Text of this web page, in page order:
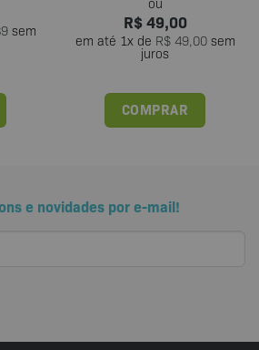
sem R$49,00
em até 1x de R$49,00sem
juros
COMPRAR
Este
variantes.
página
e novidades por e-mail!